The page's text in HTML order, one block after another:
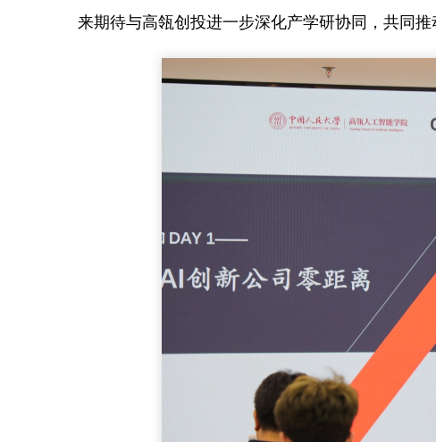
来期待与高瓴创投进一步深化产学研协同，共同